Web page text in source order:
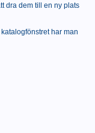
dra dem till en ny plats
har man